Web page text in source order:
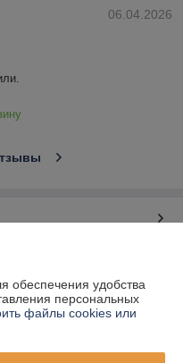
06.04.2026
обеспечения удобства
персональных
файлы cookies или